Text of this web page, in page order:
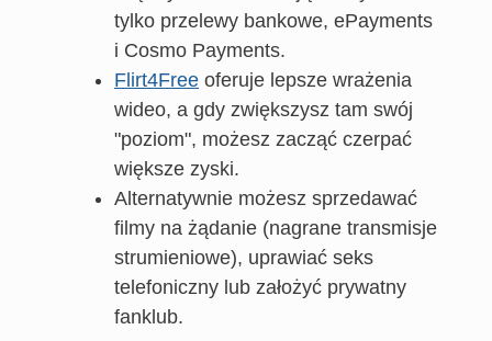
tylko przelewy bankowe, ePayments
i Cosmo Payments.
Flirt4Free oferuje lepsze wrażenia
wideo, a gdy zwiększysz tam swój
"poziom", możesz zacząć czerpać
większe zyski.
Alternatywnie możesz sprzedawać
filmy na żądanie (nagrane transmisje
strumieniowe), uprawiać seks
telefoniczny lub założyć prywatny
fanklub.